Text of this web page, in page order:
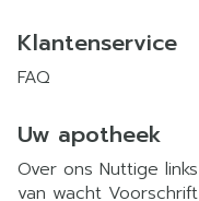
Klantenservice
FAQ
Uw apotheek
Over ons Nuttige links
van wacht Voorschrift